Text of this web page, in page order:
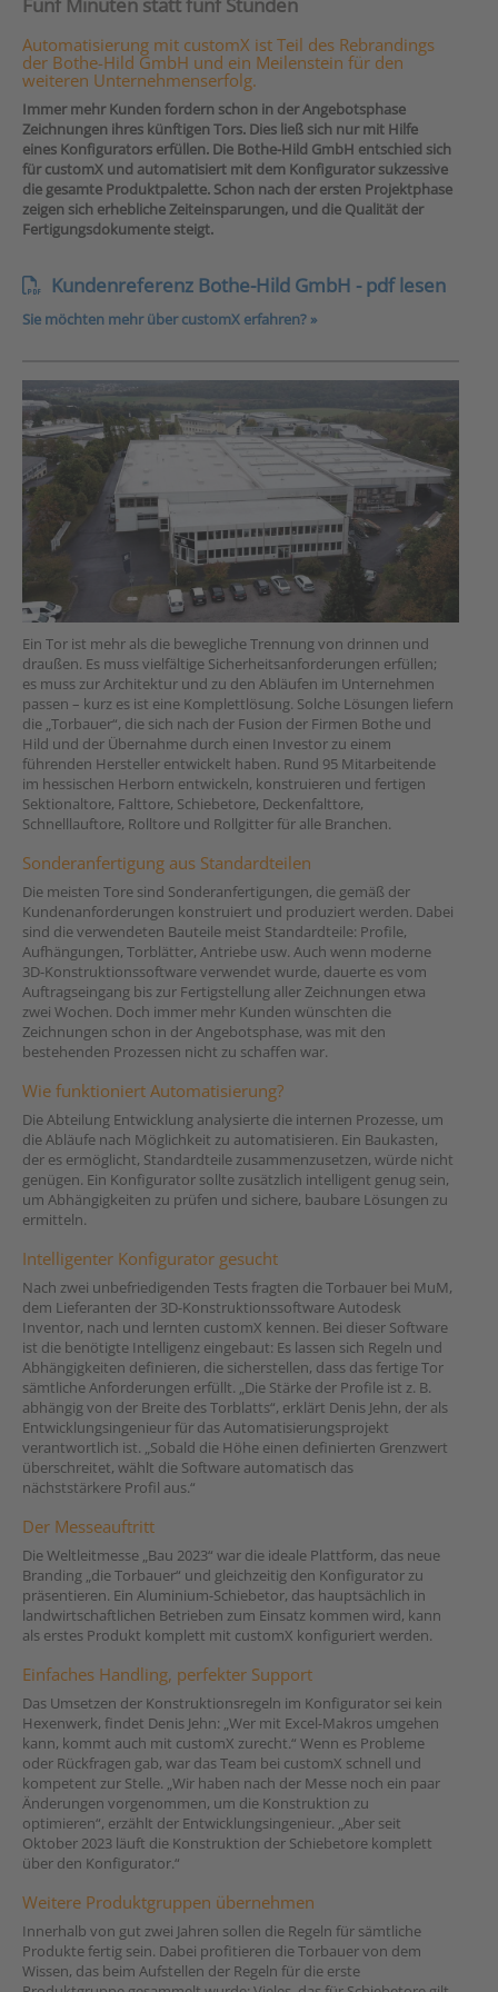
Fünf Minuten statt fünf Stunden
Automatisierung mit customX ist Teil des Rebrandings
der Bothe-Hild GmbH und ein Meilenstein für den
weiteren Unternehmenserfolg.
Immer mehr Kunden fordern schon in der Angebotsphase
Zeichnungen ihres künftigen Tors. Dies ließ sich nur mit Hilfe
eines Konfigurators erfüllen. Die Bothe-Hild GmbH entschied sich
für customX und automatisiert mit dem Konfigurator sukzessive
die gesamte Produktpalette. Schon nach der ersten Projektphase
zeigen sich erhebliche Zeiteinsparungen, und die Qualität der
Fertigungsdokumente steigt.
Kundenreferenz Bothe-Hild GmbH - pdf lesen
Sie möchten mehr über customX erfahren? »
Ein Tor ist mehr als die bewegliche Trennung von drinnen und
draußen. Es muss vielfältige Sicherheitsanforderungen erfüllen;
es muss zur Architektur und zu den Abläufen im Unternehmen
passen – kurz es ist eine Komplettlösung. Solche Lösungen liefern
die „Torbauer“, die sich nach der Fusion der Firmen Bothe und
Hild und der Übernahme durch einen Investor zu einem
führenden Hersteller entwickelt haben. Rund 95 Mitarbeitende
im hessischen Herborn entwickeln, konstruieren und fertigen
Sektionaltore, Falttore, Schiebetore, Deckenfalttore,
Schnelllauftore, Rolltore und Rollgitter für alle Branchen.
Sonderanfertigung aus Standardteilen
Die meisten Tore sind Sonderanfertigungen, die gemäß der
Kundenanforderungen konstruiert und produziert werden. Dabei
sind die verwendeten Bauteile meist Standardteile: Profile,
Aufhängungen, Torblätter, Antriebe usw. Auch wenn moderne
3D-Konstruktionssoftware verwendet wurde, dauerte es vom
Auftragseingang bis zur Fertigstellung aller Zeichnungen etwa
zwei Wochen. Doch immer mehr Kunden wünschten die
Zeichnungen schon in der Angebotsphase, was mit den
bestehenden Prozessen nicht zu schaffen war.
Wie funktioniert Automatisierung?
Die Abteilung Entwicklung analysierte die internen Prozesse, um
die Abläufe nach Möglichkeit zu automatisieren. Ein Baukasten,
der es ermöglicht, Standardteile zusammenzusetzen, würde nicht
genügen. Ein Konfigurator sollte zusätzlich intelligent genug sein,
um Abhängigkeiten zu prüfen und sichere, baubare Lösungen zu
ermitteln.
Intelligenter Konfigurator gesucht
Nach zwei unbefriedigenden Tests fragten die Torbauer bei MuM,
dem Lieferanten der 3D-Konstruktionssoftware Autodesk
Inventor, nach und lernten customX kennen. Bei dieser Software
ist die benötigte Intelligenz eingebaut: Es lassen sich Regeln und
Abhängigkeiten definieren, die sicherstellen, dass das fertige Tor
sämtliche Anforderungen erfüllt. „Die Stärke der Profile ist z. B.
abhängig von der Breite des Torblatts“, erklärt Denis Jehn, der als
Entwicklungsingenieur für das Automatisierungsprojekt
verantwortlich ist. „Sobald die Höhe einen definierten Grenzwert
überschreitet, wählt die Software automatisch das
nächststärkere Profil aus.“
Der Messeauftritt
Die Weltleitmesse „Bau 2023“ war die ideale Plattform, das neue
Branding „die Torbauer“ und gleichzeitig den Konfigurator zu
präsentieren. Ein Aluminium-Schiebetor, das hauptsächlich in
landwirtschaftlichen Betrieben zum Einsatz kommen wird, kann
als erstes Produkt komplett mit customX konfiguriert werden.
Einfaches Handling, perfekter Support
Das Umsetzen der Konstruktionsregeln im Konfigurator sei kein
Hexenwerk, findet Denis Jehn: „Wer mit Excel-Makros umgehen
kann, kommt auch mit customX zurecht.“ Wenn es Probleme
oder Rückfragen gab, war das Team bei customX schnell und
kompetent zur Stelle. „Wir haben nach der Messe noch ein paar
Änderungen vorgenommen, um die Konstruktion zu
optimieren“, erzählt der Entwicklungsingenieur. „Aber seit
Oktober 2023 läuft die Konstruktion der Schiebetore komplett
über den Konfigurator.“
Weitere Produktgruppen übernehmen
Innerhalb von gut zwei Jahren sollen die Regeln für sämtliche
Produkte fertig sein. Dabei profitieren die Torbauer von dem
Wissen, das beim Aufstellen der Regeln für die erste